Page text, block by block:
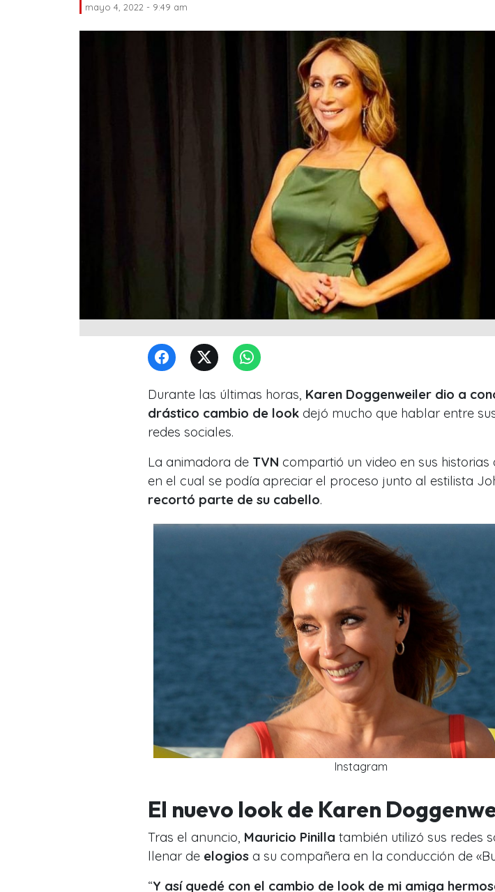
mayo 4, 2022 - 9:49 am
Durante las últimas horas, Karen Doggenweiler dio a
drástico cambio de look dejó mucho que hablar entre
redes sociales.
La animadora de TVN compartió un video en sus historias
en el cual se podía apreciar el proceso junto al estilista
recortó parte de su cabello.
Instagram
El nuevo look de Karen
Tras el anuncio, Mauricio Pinilla también utilizó sus redes
llenar de elogios a su compañera en la conducción de
“Y así quedé con el cambio de look de mi amiga